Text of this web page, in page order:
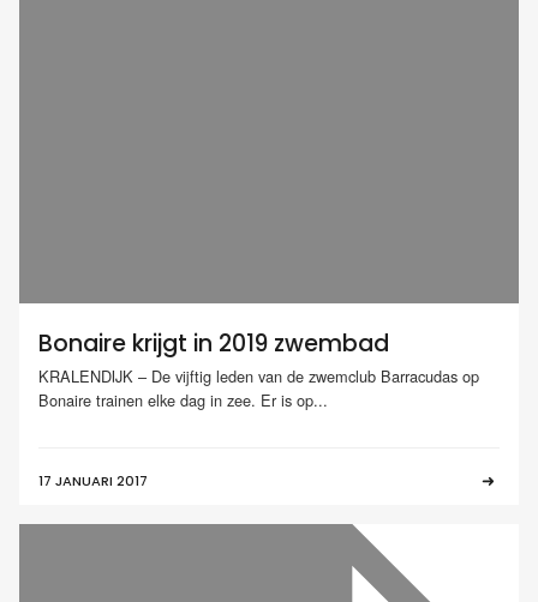
Bonaire krijgt in 2019 zwembad
KRALENDIJK – De vijftig leden van de zwemclub Barracudas op
Bonaire trainen elke dag in zee. Er is op...
17 JANUARI 2017